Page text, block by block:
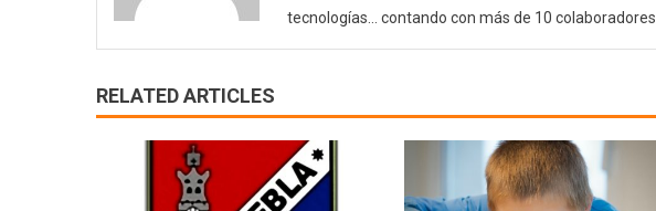
tecnologías… contando con más de 10 colaboradores.
RELATED ARTICLES